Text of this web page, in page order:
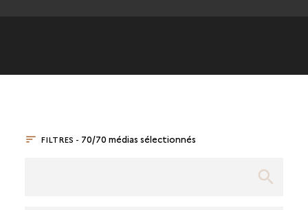
FILTRES - 70/70 médias sélectionnés